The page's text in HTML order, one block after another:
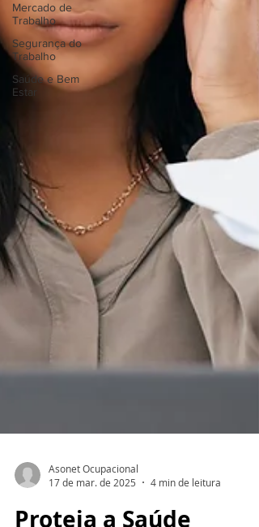
Mercado de
Trabalho
Segurança do
Trabalho
Saúde e Bem
Estar